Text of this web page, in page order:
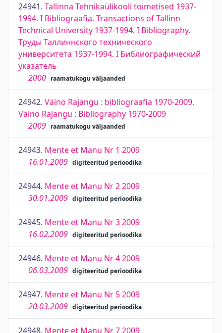
24941. Tallinna Tehnikaülikooli toimetised 1937-
1994. I Bibliograafia. Transactions of Tallinn
Technical University 1937-1994. I Bibliography.
Труды Таллиннского технического
университета 1937-1994. I Библиографический
указатель
2000 raamatukogu väljaanded
24942. Väino Rajangu : bibliograafia 1970-2009.
Väino Rajangu : Bibliography 1970-2009
2009 raamatukogu väljaanded
24943. Mente et Manu Nr 1 2009
16.01.2009 digiteeritud perioodika
24944. Mente et Manu Nr 2 2009
30.01.2009 digiteeritud perioodika
24945. Mente et Manu Nr 3 2009
16.02.2009 digiteeritud perioodika
24946. Mente et Manu Nr 4 2009
06.03.2009 digiteeritud perioodika
24947. Mente et Manu Nr 5 2009
20.03.2009 digiteeritud perioodika
24948. Mente et Manu Nr 7 2009